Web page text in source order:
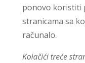
ponovo koristiti
stranicama sa
računalo.
Kolačići treće